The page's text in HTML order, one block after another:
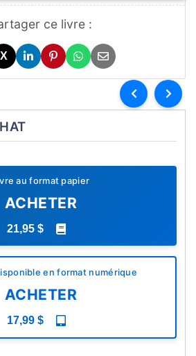
ce livre :
X
au format papier
ACHETER
21,95 $
en format numérique
ACHETER
17,99 $